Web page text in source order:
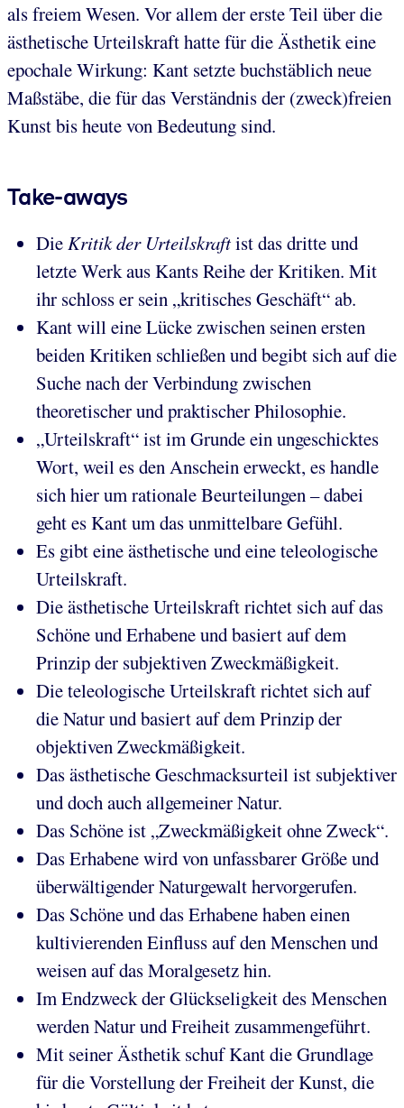
als freiem Wesen. Vor allem der erste Teil über die
ästhetische Urteilskraft hatte für die Ästhetik eine
epochale Wirkung: Kant setzte buchstäblich neue
Maßstäbe, die für das Verständnis der (zweck)freien
Kunst bis heute von Bedeutung sind.
Take-aways
DieKritik der Urteilskraftist das dritte und
letzte Werk aus Kants Reihe der Kritiken. Mit
ihr schloss er sein „kritisches Geschäft“ ab.
Kant will eine Lücke zwischen seinen ersten
beiden Kritiken schließen und begibt sich auf die
Suche nach der Verbindung zwischen
theoretischer und praktischer Philosophie.
„Urteilskraft“ ist im Grunde ein ungeschicktes
Wort, weil es den Anschein erweckt, es handle
sich hier um rationale Beurteilungen – dabei
geht es Kant um das unmittelbare Gefühl.
Es gibt eine ästhetische und eine teleologische
Urteilskraft.
Die ästhetische Urteilskraft richtet sich auf das
Schöne und Erhabene und basiert auf dem
Prinzip der subjektiven Zweckmäßigkeit.
Die teleologische Urteilskraft richtet sich auf
die Natur und basiert auf dem Prinzip der
objektiven Zweckmäßigkeit.
Das ästhetische Geschmacksurteil ist subjektiver
und doch auch allgemeiner Natur.
Das Schöne ist „Zweckmäßigkeit ohne Zweck“.
Das Erhabene wird von unfassbarer Größe und
überwältigender Naturgewalt hervorgerufen.
Das Schöne und das Erhabene haben einen
kultivierenden Einfluss auf den Menschen und
weisen auf das Moralgesetz hin.
Im Endzweck der Glückseligkeit des Menschen
werden Natur und Freiheit zusammengeführt.
Mit seiner Ästhetik schuf Kant die Grundlage
für die Vorstellung der Freiheit der Kunst, die